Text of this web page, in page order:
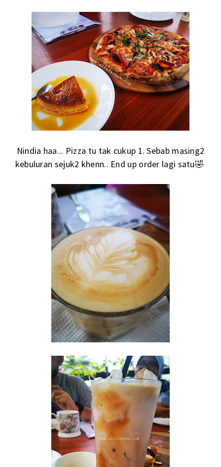
Nindia haa... Pizza tu tak cukup 1. Sebab masing2
kebuluran sejuk2 khenn.. End up order lagi satu🤣